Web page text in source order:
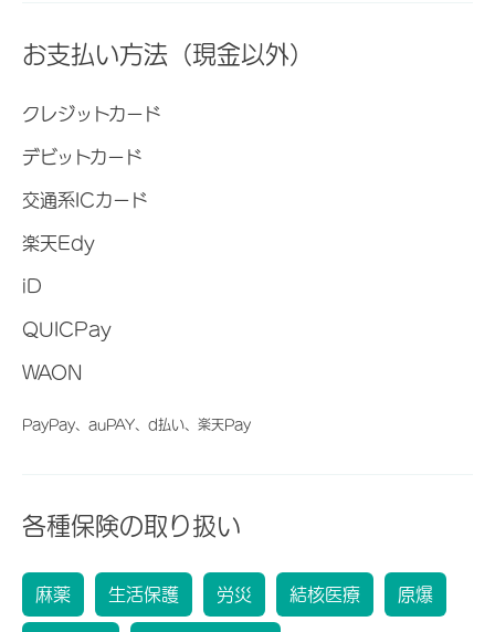
お支払い方法（現金以外）
クレジットカード
デビットカード
交通系ICカード
楽天Edy
iD
QUICPay
WAON
PayPay、auPAY、d払い、楽天Pay
各種保険の取り扱い
麻薬 生活保護 労災 結核医療 原爆